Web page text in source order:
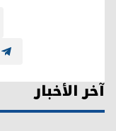
آخر الأخبار